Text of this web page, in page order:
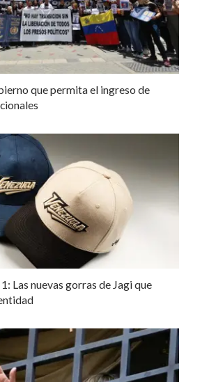
que permita el ingreso de
Las nuevas gorras de Jagi que